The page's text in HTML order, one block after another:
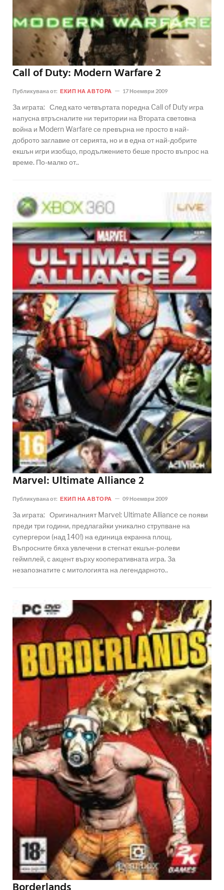
Call of Duty: Modern Warfare 2
Публикувана от: ЕКИП НА АВТОРА 17 Ноември 2009
За играта: След като четвъртата поредна Call of Duty игра
напусна втръсналите ни територии на Втората световна
война и Modern Warfare се превърна не просто в най-
доброто заглавие от серията, но и в една от най-добрите
екшън игри изобщо, продължението беше просто въпрос на
време. По-малко от..
Marvel: Ultimate Alliance 2
Публикувана от: ЕКИП НА АВТОРА 09 Ноември 2009
За играта: Оригиналният Marvel: Ultimate Alliance се появи
преди три години, предлагайки уникално струпване на
супергерои (над 140!) на единица екранна площ.
Въпросните бяха увлечени в стегнат екшън-ролеви
геймплей, с акцент върху кооперативната игра. За
незапознатите с митологията на легендарното..